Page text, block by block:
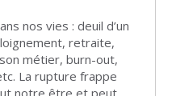
nos vies : deuil d’un
retraite,
métier, burn-out,
La rupture frappe
notre être et peut